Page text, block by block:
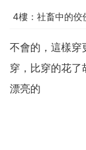
4樓：社畜中的佼
不會的，這樣穿
穿，比穿的花了
漂亮的